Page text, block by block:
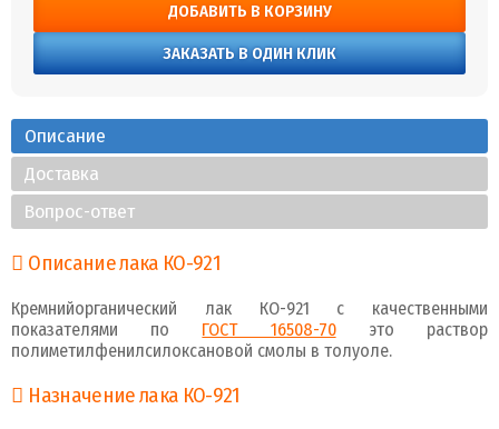
ДОБАВИТЬ В КОРЗИНУ
ЗАКАЗАТЬ В ОДИН КЛИК
Описание
Доставка
Вопрос-ответ
Описание лака КО-921
Кремнийорганический лак КО-921 с качественными
показателями по ГОСТ 16508-70это раствор
полиметилфенилсилоксановой смолы в толуоле.
Назначение лака КО-921